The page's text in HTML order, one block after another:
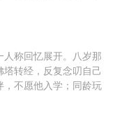
称回忆展开。八岁那
转经，反复念叨自己
，不愿他入学；同龄玩